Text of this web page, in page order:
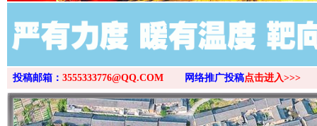
投稿邮箱： 3555333776@QQ.COM 网络推广投稿点击进入>>>